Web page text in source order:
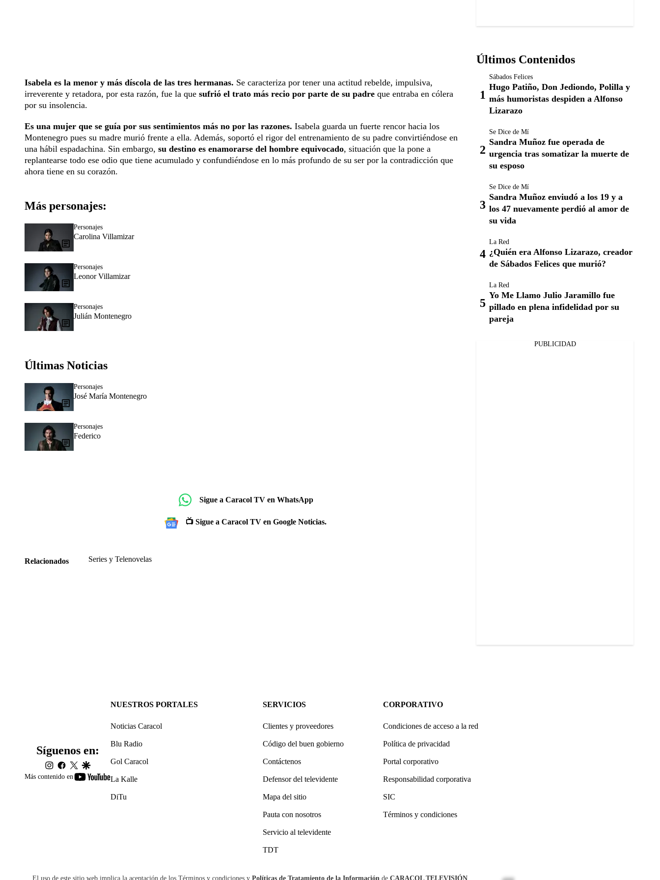
Isabela es la menor y más díscola de las tres hermanas. Se caracteriza por tener una actitud rebelde, impulsiva,
irreverente y retadora, por esta razón, fue la que sufrió el trato más recio por parte de su padre que entraba en cólera
por su insolencia.
Es una mujer que se guía por sus sentimientos más no por las razones. Isabela guarda un fuerte rencor hacia los
Montenegro pues su madre murió frente a ella. Además, soportó el rigor del entrenamiento de su padre convirtiéndose en
una hábil espadachina. Sin embargo, su destino es enamorarse del hombre equivocado, situación que la pone a
replantearse todo ese odio que tiene acumulado y confundiéndose en lo más profundo de su ser por la contradicción que
ahora tiene en su corazón.
Más personajes:
Personajes
Carolina Villamizar
Personajes
Leonor Villamizar
Personajes
Julián Montenegro
Últimas Noticias
Personajes
José María Montenegro
Personajes
Federico
Sigue a Caracol TV en WhatsApp
📺 Sigue a Caracol TV en Google Noticias.
Relacionados Series y Telenovelas
Últimos Contenidos
Sábados Felices
Hugo Patiño, Don Jediondo, Polilla y
más humoristas despiden a Alfonso
Lizarazo
Se Dice de Mí
Sandra Muñoz fue operada de
urgencia tras somatizar la muerte de
su esposo
Se Dice de Mí
Sandra Muñoz enviudó a los 19 y a
los 47 nuevamente perdió al amor de
su vida
La Red
¿Quién era Alfonso Lizarazo, creador
de Sábados Felices que murió?
La Red
Yo Me Llamo Julio Jaramillo fue
pillado en plena infidelidad por su
pareja
PUBLICIDAD
Más contenido en
youtube-
Síguenos en:
instagram
facebook
twittergoogle
NUESTROS PORTALES
Noticias Caracol
Blu Radio
Gol Caracol
La Kalle
DiTu
SERVICIOS
Clientes y proveedores
Código del buen gobierno
Contáctenos
Defensor del televidente
Mapa del sitio
Pauta con nosotros
Servicio al televidente
TDT
CORPORATIVO
Condiciones de acceso a la red
Política de privacidad
Portal corporativo
Responsabilidad corporativa
SIC
Términos y condiciones
El uso de este sitio web implica la aceptación de los Términos y condiciones y Políticas de Tratamiento de la Información de CARACOL TELEVISIÓN